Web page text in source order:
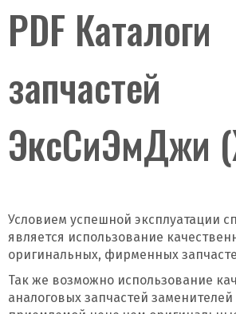
Даю согласие на обработку
Отправить
PDF Каталоги
запчастей
ЭксСиЭмДжи
Условием успешной эксплуатации
является использование
оригинальных, фирменных
Так же возможно использование
аналоговых запчастей заменителей